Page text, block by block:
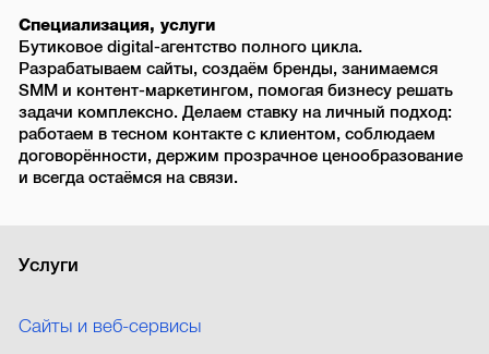
Специализация, услуги
Бутиковое digital-агентство полного цикла.
Разрабатываем сайты, создаём бренды, занимаемся
SMM и контент-маркетингом, помогая бизнесу решать
задачи комплексно. Делаем ставку на личный подход:
работаем в тесном контакте с клиентом, соблюдаем
договорённости, держим прозрачное ценообразование
и всегда остаёмся на связи.
Услуги
Сайты и веб-сервисы